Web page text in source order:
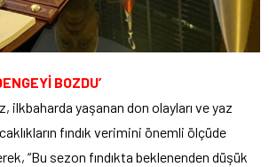
BOZDU’
ilkbaharda yaşanan don olayları ve yaz
fındık verimini önemli ölçüde
“Bu sezon fındıkta beklenenden düşük